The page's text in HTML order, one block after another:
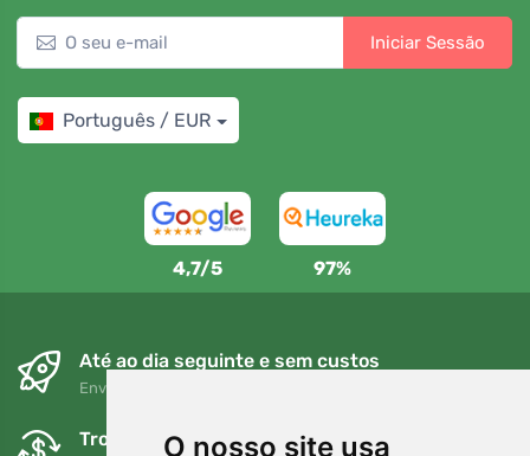
O nosso site usa
Iniciar Sessão
Português / EUR
4,7/5 97%
Até ao dia seguinte e sem custos
Envio gratuito para encomendas superiores a 80 EUR
Trocas e devoluções gratuitas